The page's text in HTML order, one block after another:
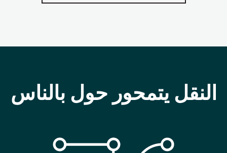
النقل يتمحور حول بالناس